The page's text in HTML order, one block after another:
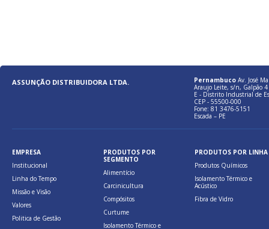
ASSUNÇÃO DISTRIBUIDORA LTDA. Pernambuco Av. José
Araujo Leite, s/n, Galpão 4
E - Distrito Industrial de
CEP - 55500-000
Fone: 81 3476-5151
Escada – PE
EMPRESA
Institucional
Linha do Tempo
Missão e Visão
Valores
Politica de Gestão
PRODUTOS POR
SEGMENTO
Alimentício
Carcinicultura
Compósitos
Curtume
Isolamento Térmico e
PRODUTOS POR LINHA
Produtos Químicos
Isolamento Térmico e
Acústico
Fibra de Vidro